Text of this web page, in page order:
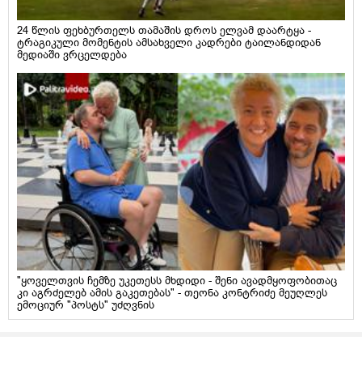
24 წლის ფეხბურთელს თამაშის დროს ელვამ დაარტყა -
ტრაგიკული მომენტის ამსახველი კადრები ტაილანდიდან
მედიაში ვრცელდება
"ყოველთვის ჩემზე უკეთესს მხდიდი - შენი ავადმყოფობითაც
კი აგრძელებ ამის გაკეთებას" - თეონა კონტრიძე მეუღლეს
ემოციურ "პოსტს" უძღვნის